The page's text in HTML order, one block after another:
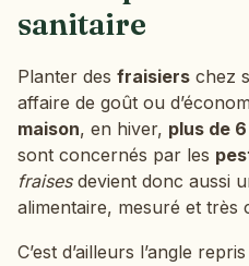
sanitaire
Planter des fraisiers chez
affaire de goût ou
maison, en hiver, plus de
sont concernés par les
fraisesdevient donc aussi
alimentaire, mesuré et très
C’est d’ailleurs l’angle